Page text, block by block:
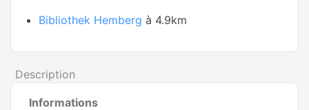
Bibliothek Hemberg à 4.9km
Description
Informations